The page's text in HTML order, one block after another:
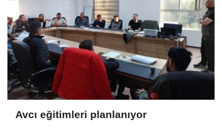
Avcı eğitimleri planlanıyor